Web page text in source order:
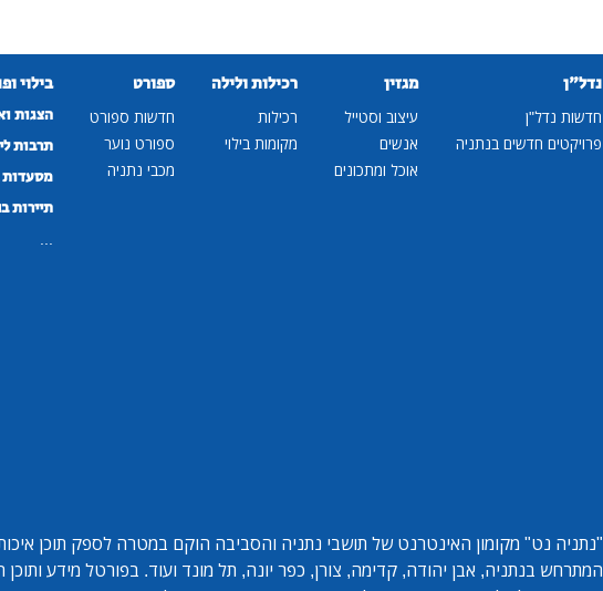
נדל"ן
חדשות נדל"ן
פרויקטים חדשים בנתניה
מגזין
עיצוב וסטייל
אנשים
אוכל ומתכונים
רכילות ולילה
רכילות
מקומות בילוי
ספורט
חדשות ספורט
ספורט נוער
מכבי נתניה
בילוי
הצגות
תרבות
מסעדות
תיירות
...
"נתניה נט" מקומון האינטרנט של תושבי נתניה והסביבה הוקם במטרה לספק תוכן
המתרחש בנתניה, אבן יהודה, קדימה, צורן, כפר יונה, תל מונד ועוד. בפורטל מידע